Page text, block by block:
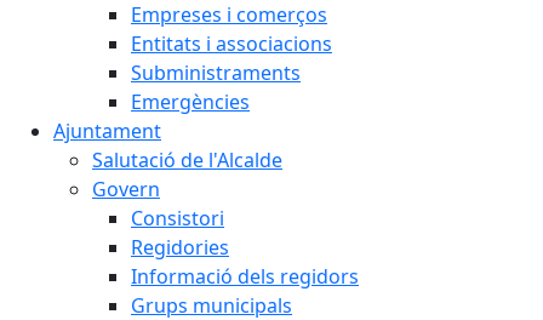
Empreses i comerços
Entitats i associacions
Subministraments
Emergències
Ajuntament
Salutació de l'Alcalde
Govern
Consistori
Regidories
Informació dels regidors
Grups municipals